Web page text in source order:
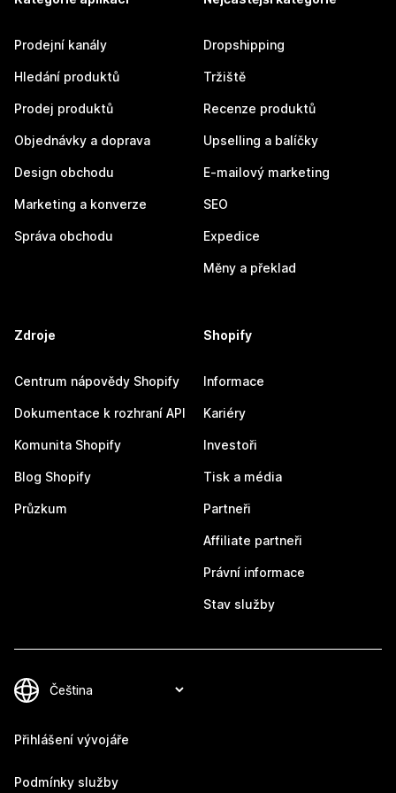
Prodejní kanály
Hledání produktů
Prodej produktů
Objednávky a doprava
Design obchodu
Marketing a konverze
Správa obchodu
Dropshipping
Tržiště
Recenze produktů
Upselling a balíčky
E-mailový marketing
SEO
Expedice
Měny a překlad
Zdroje
Centrum nápovědy Shopify
Dokumentace k rozhraní API
Komunita Shopify
Blog Shopify
Průzkum
Shopify
Informace
Kariéry
Investoři
Tisk a média
Partneři
Affiliate partneři
Právní informace
Stav služby
Přihlášení vývojáře
Podmínky služby